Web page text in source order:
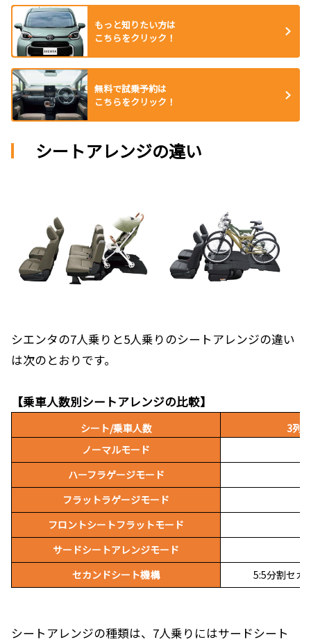
もっと知りたい方は
こちらをクリック！
無料で試乗予約は
こちらをクリック！
シートアレンジの違い
シエンタの7人乗りと5人乗りのシートアレンジの違い
は次のとおりです。
【乗車人数別シートアレンジの比較】
シート/乗車人数
3列
ノーマルモード
ハーフラゲージモード
フラットラゲージモード
フロントシートフラットモード
サードシートアレンジモード
セカンドシート機構
5:5分割セカ
シートアレンジの種類は、7人乗りにはサードシート